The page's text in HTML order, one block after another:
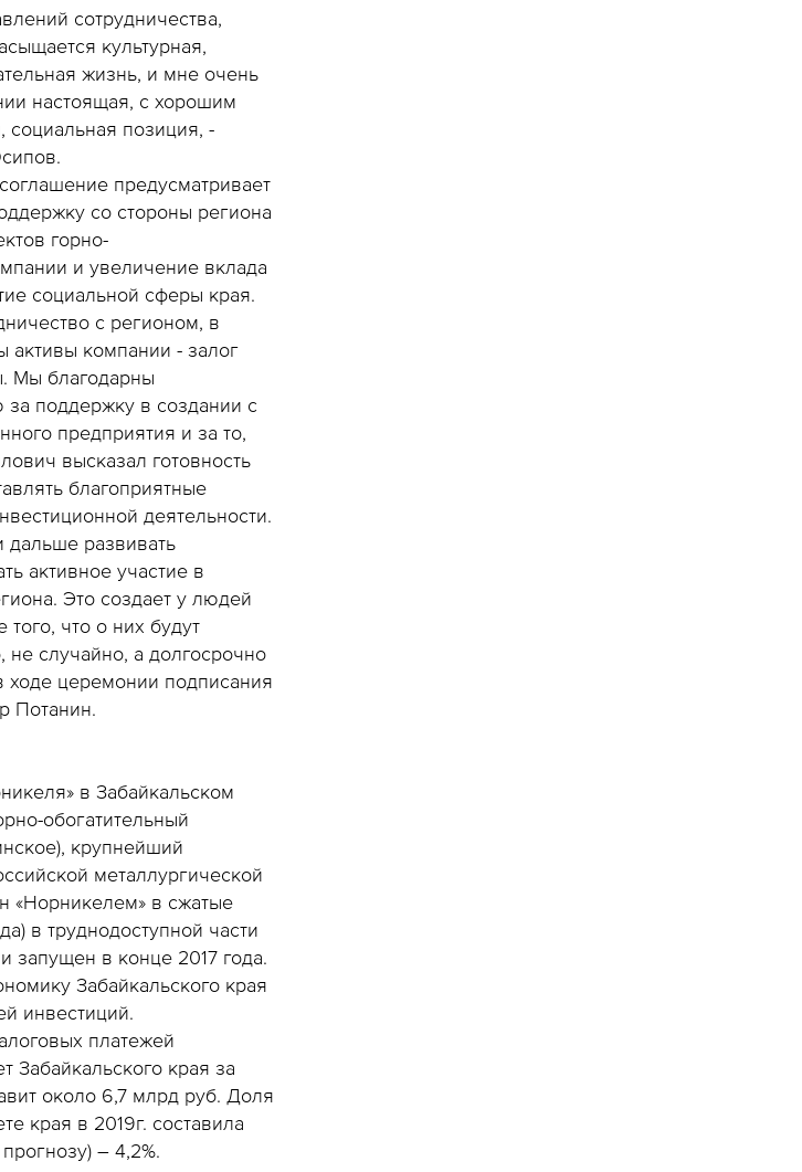
сотрудничества,
культурная,
жизнь, и мне очень
настоящая, с хорошим
позиция, -
предусматривает
со стороны региона
горно-
и увеличение вклада
социальной сферы края.
с регионом, в
активы компании - залог
Мы благодарны
поддержку в создании с
предприятия и за то,
высказал готовность
благоприятные
деятельности.
развивать
активное участие в
Это создает у людей
что о них будут
не случайно, а долгосрочно
ходе церемонии подписания
Потанин.
в Забайкальском
обогатительный
крупнейший
металлургической
«Норникелем» в сжатые
в труднодоступной части
запущен в конце 2017 года.
Забайкальского края
инвестиций.
платежей
Забайкальского края за
около 6,7 млрд руб. Доля
края в 2019г. составила
– 4,2%.